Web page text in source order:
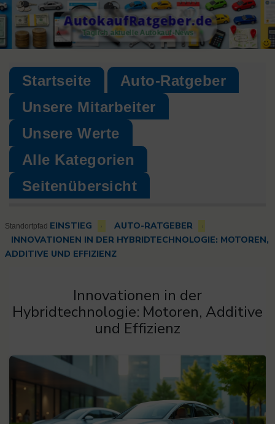
Skip
content
AutokaufRatgeber.de
Täglich aktuelle Autokauf-News
Startseite
Auto-Ratgeber
Unsere Mitarbeiter
Unsere Werte
Alle Kategorien
Seitenübersicht
Standortpfad EINSTIEG › AUTO-RATGEBER ›
INNOVATIONEN IN DER HYBRIDTECHNOLOGIE: MOTOREN,
ADDITIVE UND EFFIZIENZ
Innovationen in der
Hybridtechnologie: Motoren, Additive
und Effizienz